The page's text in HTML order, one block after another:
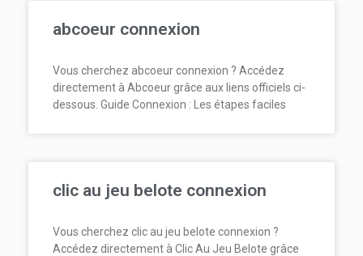
abcoeur connexion
Vous cherchez abcoeur connexion ? Accédez
directement à Abcoeur grâce aux liens officiels ci-
dessous. Guide Connexion : Les étapes faciles
clic au jeu belote connexion
Vous cherchez clic au jeu belote connexion ?
Accédez directement à Clic Au Jeu Belote grâce